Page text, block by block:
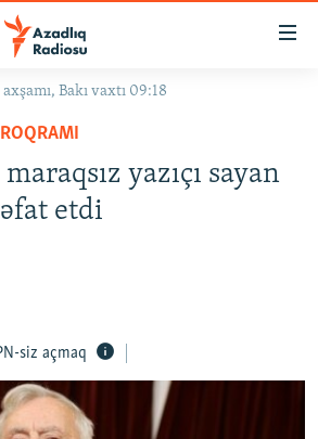
Bakı vaxtı 09:18
yazıçı sayan
etdi
siz açmaq